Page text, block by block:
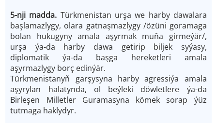
5-nji madda. Türkmenistan urşa we harby dawalara
başlamazlygy, olara gatnaşmazlygy /özüni goramaga
bolan hukugyny amala aşyrmak muňa girmeýär/,
urşa ýa-da harby dawa getirip biljek syýasy,
diplomatik ýa-da başga hereketleri amala
aşyrmazlygy borç edinýär.
Türkmenistanyň garşysyna harby agressiýa amala
aşyrylan halatynda, ol beýleki döwletlere ýa-da
Birleşen Milletler Guramasyna kömek sorap ýüz
tutmaga haklydyr.